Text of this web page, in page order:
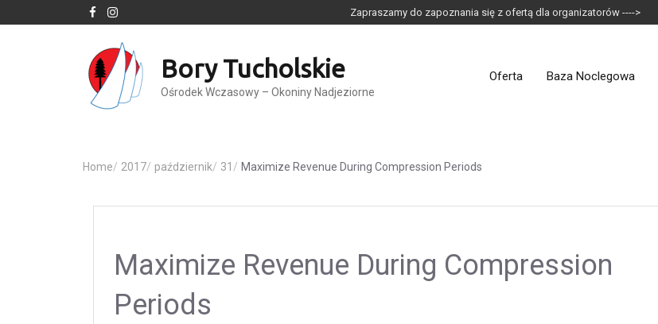
Zapraszamy do zapoznania się z ofertą dla organizatorów ---->
Bory Tucholskie
Ośrodek Wczasowy – Okoniny Nadjeziorne
Oferta Baza Noclegowa
Home/ 2017/ październik/ 31 / Maximize Revenue During Compression Periods
Maximize Revenue During Compression
Periods